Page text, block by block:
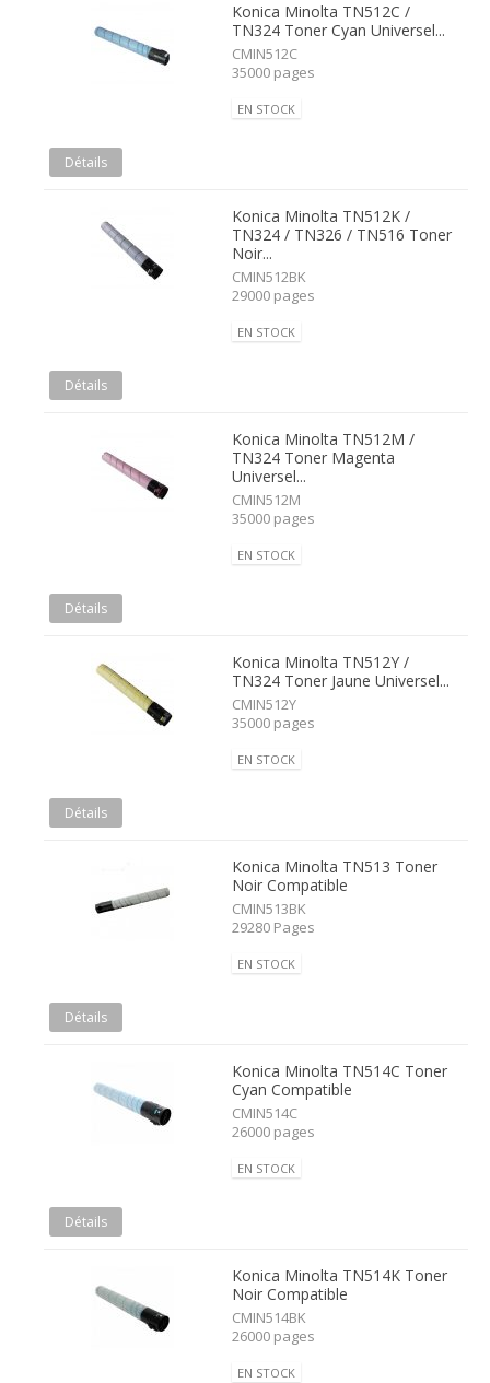
Konica Minolta TN512C /
TN324 Toner Cyan Universel...
CMIN512C
35000 pages
EN STOCK
Détails
Konica Minolta TN512K /
TN324 / TN326 / TN516 Toner
Noir...
CMIN512BK
29000 pages
EN STOCK
Détails
Konica Minolta TN512M /
TN324 Toner Magenta
Universel...
CMIN512M
35000 pages
EN STOCK
Détails
Konica Minolta TN512Y /
TN324 Toner Jaune Universel...
CMIN512Y
35000 pages
EN STOCK
Détails
Konica Minolta TN513 Toner
Noir Compatible
CMIN513BK
29280 Pages
EN STOCK
Détails
Konica Minolta TN514C Toner
Cyan Compatible
CMIN514C
26000 pages
EN STOCK
Détails
Konica Minolta TN514K Toner
Noir Compatible
CMIN514BK
26000 pages
EN STOCK